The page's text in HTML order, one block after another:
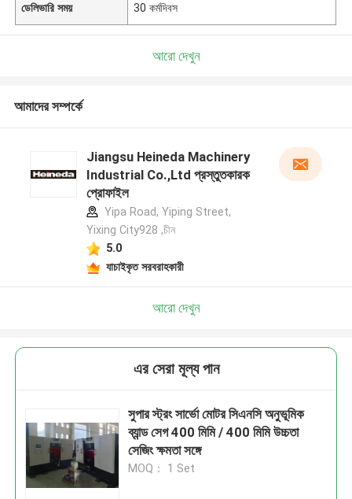
ডেলিভারি সময় 30 কর্মদিবস
আরো দেখুন
আমাদের সম্পর্কে
Jiangsu Heineda Machinery
Industrial Co.,Ltd প্রস্তুতকারক
প্রোফাইল
Yipa Road, Yiping Street,
Yixing City928 ,চীন
5.0
যাচাইকৃত সরবরাহকারী
আরো দেখুন
এর সেরা মূল্য পান
সুপার স্ট্রং সার্ভো মোটর সিএনসি অনুভূমিক
ব্যান্ড সেগ 400 মিমি / 400 মিমি উচ্চতা
সেজিং ক্ষমতা সঙ্গে
MOQ： 1 Set